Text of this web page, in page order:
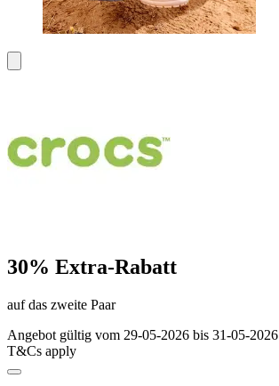
30% Extra-Rabatt
auf das zweite Paar
Angebot gültig vom 29-05-2026 bis 31-05-2026
T&Cs apply